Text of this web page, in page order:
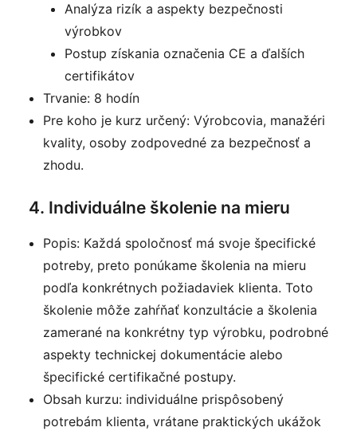
Analýza rizík a aspekty bezpečnosti
výrobkov
Postup získania označenia CE a ďalších
certifikátov
Trvanie: 8 hodín
Pre koho je kurz určený: Výrobcovia, manažéri
kvality, osoby zodpovedné za bezpečnosť a
zhodu.
4. Individuálne školenie na mieru
Popis: Každá spoločnosť má svoje špecifické
potreby, preto ponúkame školenia na mieru
podľa konkrétnych požiadaviek klienta. Toto
školenie môže zahŕňať konzultácie a školenia
zamerané na konkrétny typ výrobku, podrobné
aspekty technickej dokumentácie alebo
špecifické certifikačné postupy.
Obsah kurzu: individuálne prispôsobený
potrebám klienta, vrátane praktických ukážok